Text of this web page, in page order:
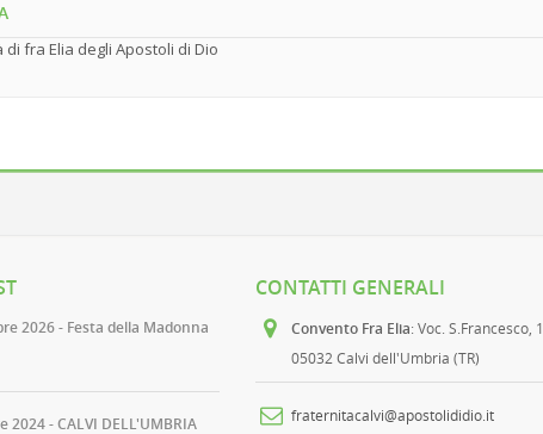
di fra Elia degli Apostoli di Dio
2026 - Festa della Madonna
2024 - CALVI DELL'UMBRIA
CONTATTI GENERALI
Convento Fra Elia: Voc. S.Francesco, 1
05032 Calvi dell'Umbria (TR)
fraternitacalvi@apostolididio.it